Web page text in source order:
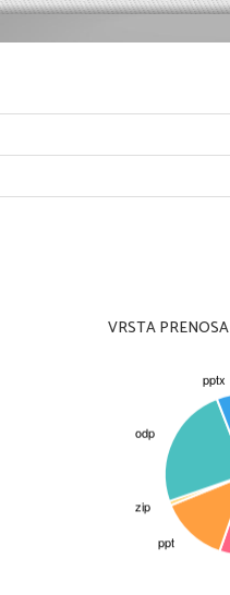
VRSTA PRENOSA